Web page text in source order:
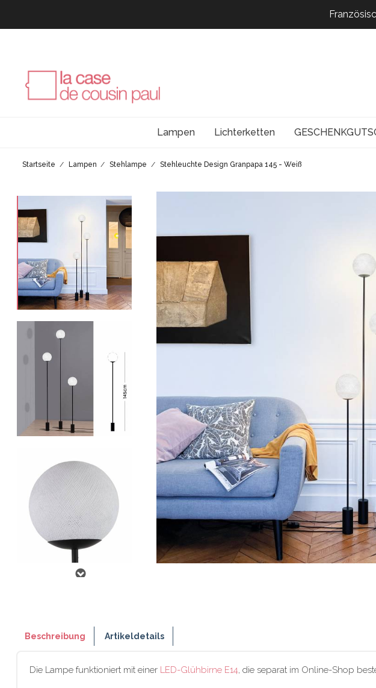
Lampen Lichterketten
Startseite Lampen Stehlampe Stehleuchte Design Granpapa 145 - Weiß
Beschreibung Artikeldetails
Die Lampe funktioniert mit einer LED-Glühbirne E14, die separat im Online-Shop